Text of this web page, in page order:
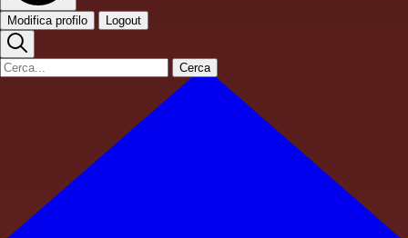
Modifica profilo Logout
Cerca